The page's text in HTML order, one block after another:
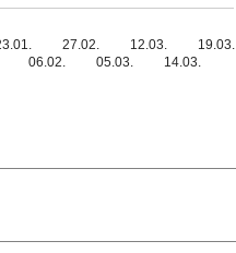
06.02.
27.02.
05.03.
12.03.
14.03.
19.03.